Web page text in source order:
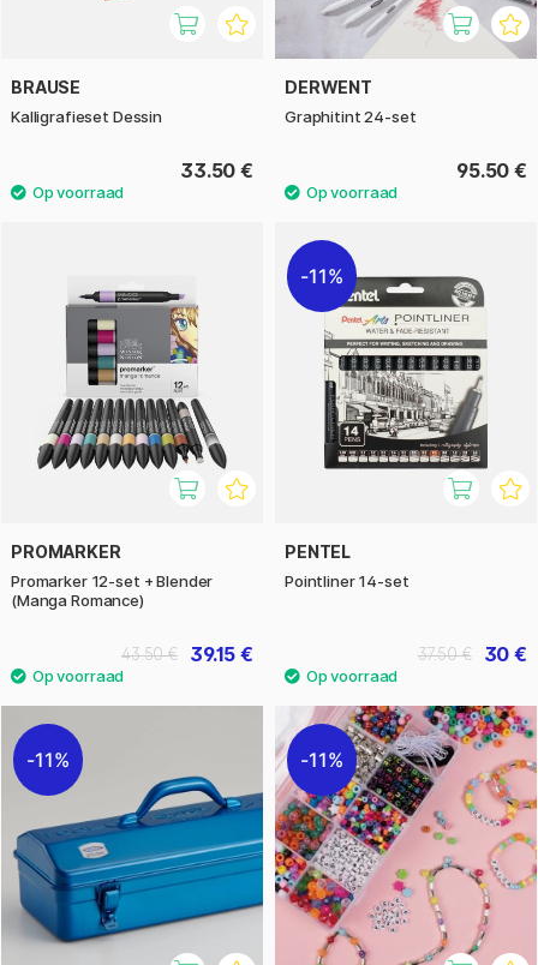
BRAUSE
Kalligrafieset Dessin
33.50 €
DERWENT
Graphitint 24-set
95.50 €
PROMARKER
Promarker 12-set + Blender
(Manga Romance)
39.15 €
43.50 €
11%
PENTEL
Pointliner 14-set
30 €
37.50 €
11% 11%